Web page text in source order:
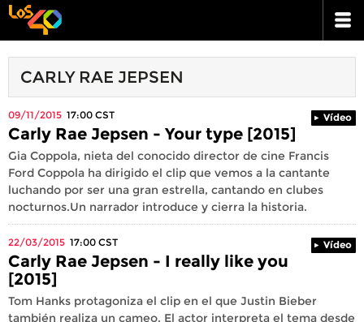
CARLY RAE JEPSEN
09/11/2015 17:00 CST Vídeo
Carly Rae Jepsen - Your type [2015]
Gia Coppola, nieta del conocido director de cine Francis
Ford Coppola ha dirigido el clip que vemos a la cantante
luchando por ser una gran estrella, cantando en clubes
nocturnos.Un narrador introduce y cierra la historia.
22/03/2015 17:00 CST Vídeo
Carly Rae Jepsen - I really like you
[2015]
Tom Hanks protagoniza el clip en el que Justin Bieber
también realiza un cameo. El actor interpreta el tema desde